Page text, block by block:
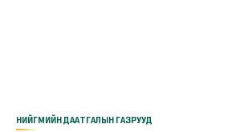
НИЙГМИЙН ДААТГАЛЫН ГАЗРУУД